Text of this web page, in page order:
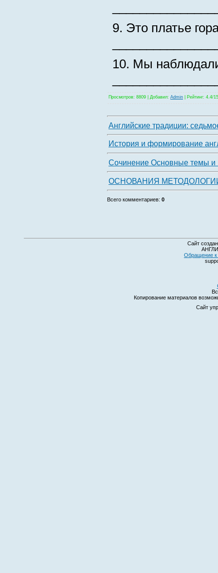
9. Это платье
10. Мы
Просмотров: 8809 | Добавил: Admin Рейтинг: 4.4/
Английские традиции:
История и формирование
Сочинение Основные темы и
ОСНОВАНИЯ
Всего комментариев: 0
Сайт
Обращение к
Копирование материалов
Сайт